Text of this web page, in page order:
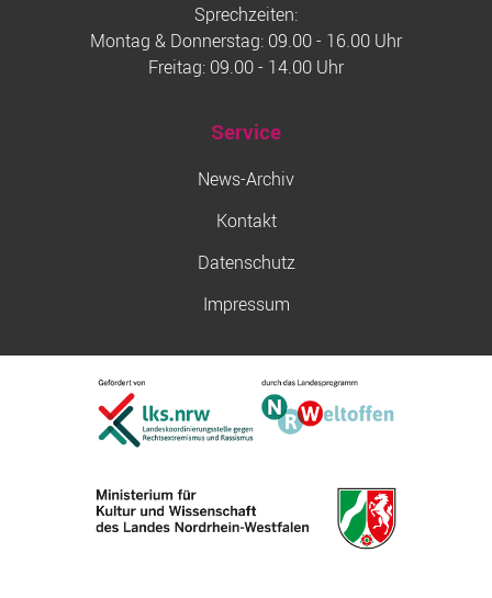
Sprechzeiten:
Montag & Donnerstag: 09.00 - 16.00 Uhr
Freitag: 09.00 - 14.00 Uhr
Service
News-Archiv
Kontakt
Datenschutz
Impressum